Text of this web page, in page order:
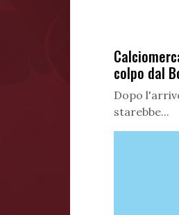
colpo dal
Dopo
starebbe...